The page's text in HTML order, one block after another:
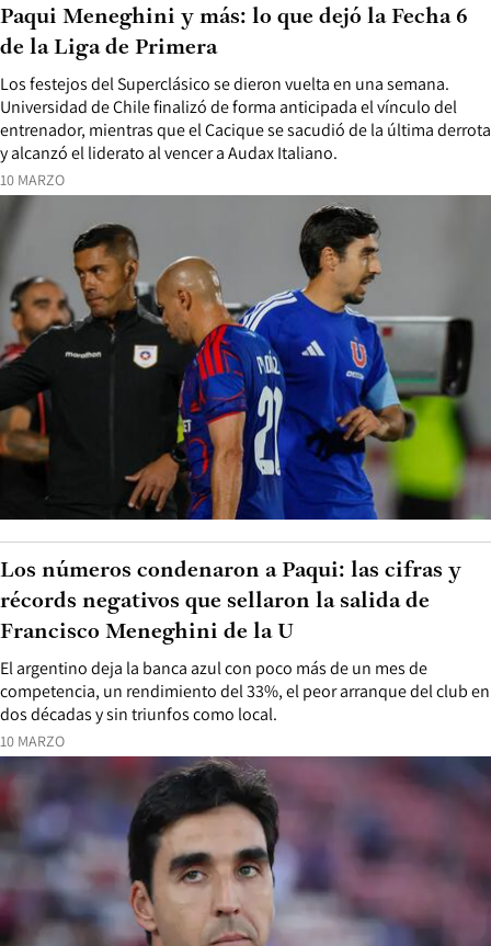
10 MARZO
Los festejos del Superclásico se dieron vuelta en una semana.
Universidad de Chile finalizó de forma anticipada el vínculo del
entrenador, mientras que el Cacique se sacudió de la última derrota
y alcanzó el liderato al vencer a Audax Italiano.
Paqui Meneghini y más: lo que dejó la Fecha 6
de la Liga de Primera
10 MARZO
El argentino deja la banca azul con poco más de un mes de
competencia, un rendimiento del 33%, el peor arranque del club en
dos décadas y sin triunfos como local.
Los números condenaron a Paqui: las cifras y
récords negativos que sellaron la salida de
Francisco Meneghini de la U